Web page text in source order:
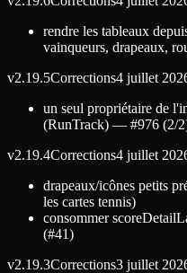
rendre les tableaux
vainqueurs, drapeaux,
v2.19.5Corrections4 juillet
un seul propriétaire de
(RunTrack) — #976 (2/
v2.19.4Corrections4 juillet
drapeaux/icônes petits
les cartes tennis)
consommer
(#41)
v2.19.3Corrections3 juillet